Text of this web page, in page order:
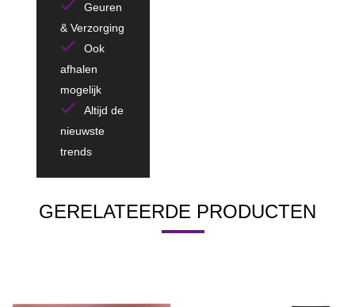
Geuren
& Verzorging
Ook
afhalen
mogelijk
Altijd de
nieuwste
trends
GERELATEERDE PRODUCTEN